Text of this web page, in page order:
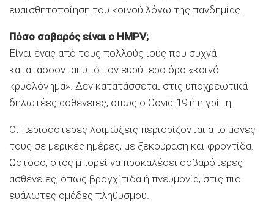
ευαισθητοποίηση του κοινού λόγω της πανδημίας.
Πόσο σοβαρός είναι ο HMPV;
Είναι ένας από τους πολλούς ιούς που συχνά
κατατάσσονται υπό τον ευρύτερο όρο «κοινό
κρυολόγημα». Δεν κατατάσσεται στις υποχρεωτικά
δηλωτέες ασθένειες, όπως ο Covid-19 ή η γρίπη.
Οι περισσότερες λοιμώξεις περιορίζονται από μόνες
τους σε μερικές ημέρες, με ξεκούραση και φροντίδα.
Ωστόσο, ο ιός μπορεί να προκαλέσει σοβαρότερες
ασθένειες, όπως βρογχίτιδα ή πνευμονία, στις πιο
ευάλωτες ομάδες πληθυσμού.